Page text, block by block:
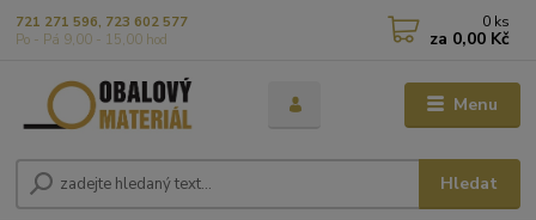
Menu
Hledat
721 271 596, 723 602 577
Po - Pá 9,00 - 15,00 hod
0 ks
za 0,00 Kč